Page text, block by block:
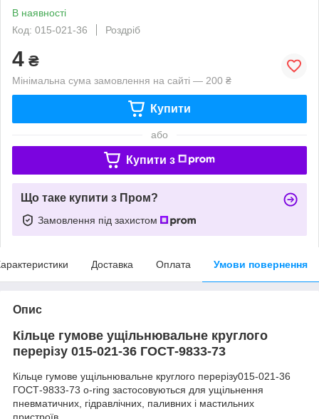
В наявності
Код: 015-021-36
Роздріб
4 ₴
Мінімальна сума замовлення на сайті — 200 ₴
Купити
або
Купити з
Що таке купити з Пром?
Замовлення під захистом
Доставка Оплата Умови повернення
Опис
Кільце гумове ущільнювальне круглого
перерізу 015-021-36 ГОСТ-9833-73
Кільце гумове ущільнювальне круглого перерізу015-021-36
ГОСТ-9833-73 o-ring застосовуються для ущільнення
пневматичних, гідравлічних, паливних і мастильних